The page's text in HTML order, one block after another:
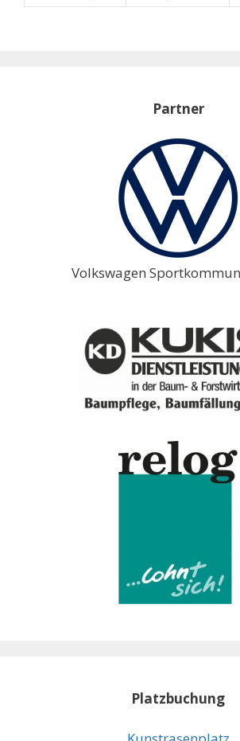
Partner
Volkswagen
Platzbuchung